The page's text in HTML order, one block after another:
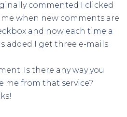
commented I clicked
me when new comments are
and now each time a
added I get three e-mails
Is there any way you
me from that service?